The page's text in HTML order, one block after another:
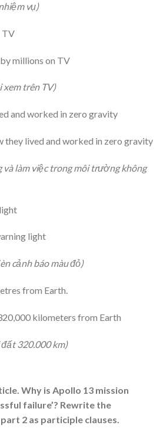
vụ)
TV
millions on TV
xem trên TV)
and worked in zero gravity
they lived and worked in zero gravity
và làm việc trong môi trường không
light
cảnh báo màu đỏ)
from Earth.
kilometers from Earth
320.000 km)
Why is Apollo 13 mission
failure’? Rewrite the
2 as participle clauses.